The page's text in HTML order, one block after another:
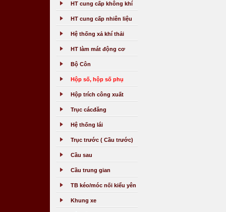
HT cung cấp không khí
HT cung cấp nhiên liệu
Hệ thống xả khí thải
HT làm mát động cơ
Bộ Côn
Hộp số, hộp số phụ
Hộp trích công xuất
Trục cácđăng
Hệ thống lái
Trục trước ( Cầu trước)
Cầu sau
Cầu trung gian
TB kéo/móc nối kiểu yên
Khung xe